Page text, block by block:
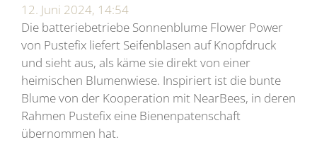
12. Juni 2024, 14:54
Die batteriebetriebe Sonnenblume Flower Power
von Pustefix liefert Seifenblasen auf Knopfdruck
und sieht aus, als käme sie direkt von einer
heimischen Blumenwiese. Inspiriert ist die bunte
Blume von der Kooperation mit NearBees, in deren
Rahmen Pustefix eine Bienenpatenschaft
übernommen hat.